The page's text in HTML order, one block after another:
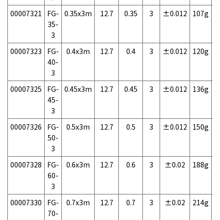
00007321
FG-
35-
3
0.35x3m 12.7 0.35 3 ±0.012 107g
00007323
FG-
40-
3
0.4x3m 12.7 0.4 3 ±0.012 120g
00007325
FG-
45-
3
0.45x3m 12.7 0.45 3 ±0.012 136g
00007326
FG-
50-
3
0.5x3m 12.7 0.5 3 ±0.012 150g
00007328
FG-
60-
3
0.6x3m 12.7 0.6 3 ±0.02 188g
00007330
FG-
70-
0.7x3m 12.7 0.7 3 ±0.02 214g